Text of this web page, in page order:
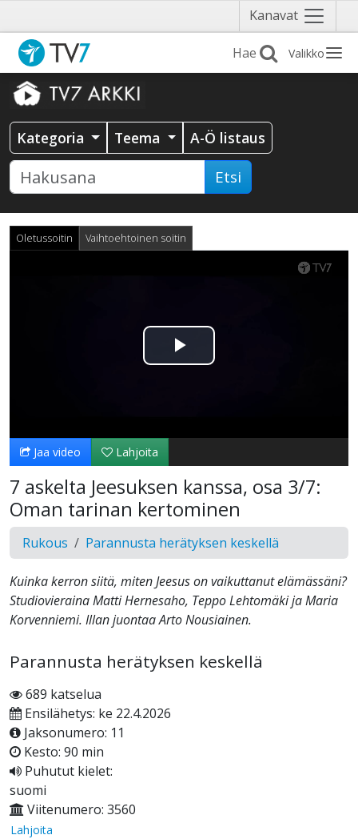
Kanavat Näytä
valikko
Valikko
Kategoria Teema A-Ö listaus
Etsi
Oletussoitin Vaihtoehtoinen soitin
Toista
Jaa video Lahjoita
7 askelta Jeesuksen kanssa, osa 3/7:
Oman tarinan kertominen
Rukous Parannusta herätyksen keskellä
Kuinka kerron siitä, miten Jeesus on vaikuttanut elämässäni?
Studiovieraina Matti Hernesaho, Teppo Lehtomäki ja Maria
Korvenniemi. Illan juontaa Arto Nousiainen.
Parannusta herätyksen keskellä
689 katselua
Ensilähetys: ke 22.4.2026
Jaksonumero: 11
Kesto: 90 min
Puhutut kielet:
suomi
Viitenumero: 3560
Lahjoita